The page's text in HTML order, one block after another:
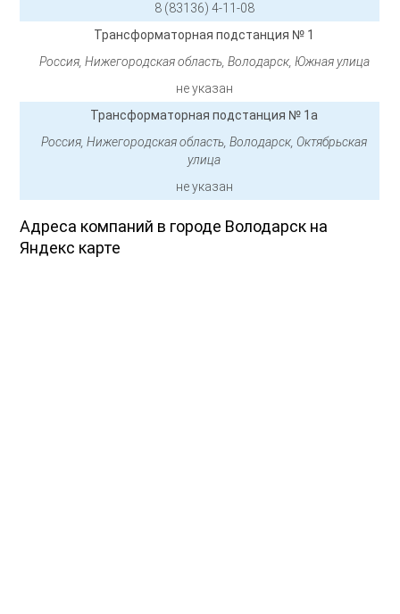
8 (83136) 4-11-08
Трансформаторная подстанция № 1
Россия, Нижегородская область, Володарск, Южная улица
не указан
Трансформаторная подстанция № 1а
Россия, Нижегородская область, Володарск, Октябрьская
улица
не указан
Адреса компаний в городе Володарск на
Яндекс карте